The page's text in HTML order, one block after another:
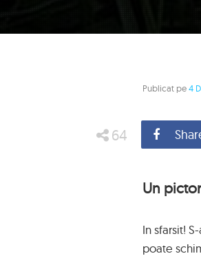
Publicat pe4
64
Un
In sfarsit!
poate